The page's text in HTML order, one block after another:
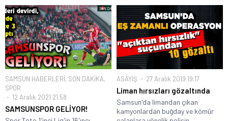
SAMSUN HABERLERİ, SON DAKİKA,
SPOR
12 Aralık 2021 21:58
SAMSUNSPOR GELİYOR!
ASAYİŞ 27 Aralık 2019 19:17
Liman hırsızları gözaltında
Samsun'da limandan çıkan
kamyonlardan buğday ve kömür